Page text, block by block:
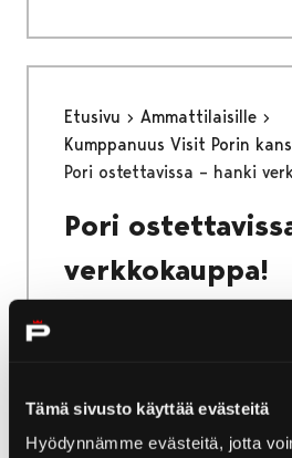
Tämä sivusto käyttää evästeitä
Hyödynnämme evästeitä, jotta
Etusivu
Ammattilaisille
Kumppanuus Visit Porin
Pori ostettavissa – hanki
Pori
verkkokauppa!